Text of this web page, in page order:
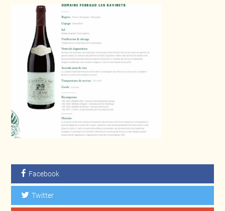
Facebook
Twitter